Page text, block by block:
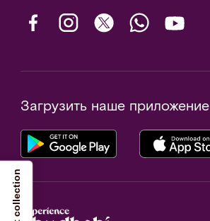
Загрузить наше приложение